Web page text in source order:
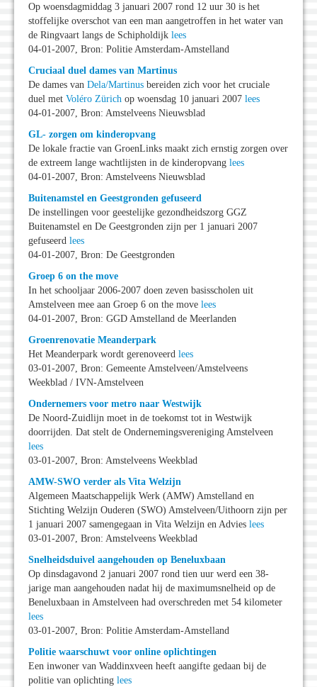
Op woensdagmiddag 3 januari 2007 rond 12 uur 30 is het
stoffelijke overschot van een man aangetroffen in het water van
de Ringvaart langs de Schipholdijk lees
04-01-2007, Bron: Politie Amsterdam-Amstelland
Cruciaal duel dames van Martinus
De dames van Dela/Martinus bereiden zich voor het cruciale
duel met Voléro Zürich op woensdag 10 januari 2007 lees
04-01-2007, Bron: Amstelveens Nieuwsblad
GL- zorgen om kinderopvang
De lokale fractie van GroenLinks maakt zich ernstig zorgen over
de extreem lange wachtlijsten in de kinderopvang lees
04-01-2007, Bron: Amstelveens Nieuwsblad
Buitenamstel en Geestgronden gefuseerd
De instellingen voor geestelijke gezondheidszorg GGZ
Buitenamstel en De Geestgronden zijn per 1 januari 2007
gefuseerd lees
04-01-2007, Bron: De Geestgronden
Groep 6 on the move
In het schooljaar 2006-2007 doen zeven basisscholen uit
Amstelveen mee aan Groep 6 on the move lees
04-01-2007, Bron: GGD Amstelland de Meerlanden
Groenrenovatie Meanderpark
Het Meanderpark wordt gerenoveerd lees
03-01-2007, Bron: Gemeente Amstelveen/Amstelveens
Weekblad / IVN-Amstelveen
Ondernemers voor metro naar Westwijk
De Noord-Zuidlijn moet in de toekomst tot in Westwijk
doorrijden. Dat stelt de Ondernemingsvereniging Amstelveen
lees
03-01-2007, Bron: Amstelveens Weekblad
AMW-SWO verder als Vita Welzijn
Algemeen Maatschappelijk Werk (AMW) Amstelland en
Stichting Welzijn Ouderen (SWO) Amstelveen/Uithoorn zijn per
1 januari 2007 samengegaan in Vita Welzijn en Advies lees
03-01-2007, Bron: Amstelveens Weekblad
Snelheidsduivel aangehouden op Beneluxbaan
Op dinsdagavond 2 januari 2007 rond tien uur werd een 38-
jarige man aangehouden nadat hij de maximumsnelheid op de
Beneluxbaan in Amstelveen had overschreden met 54 kilometer
lees
03-01-2007, Bron: Politie Amsterdam-Amstelland
Politie waarschuwt voor online oplichtingen
Een inwoner van Waddinxveen heeft aangifte gedaan bij de
politie van oplichting lees